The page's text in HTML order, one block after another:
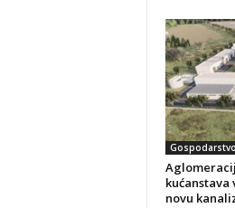
Gospodarstvo
kućanstava
novu